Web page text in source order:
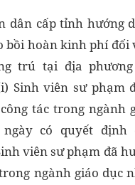
dân cấp tỉnh hướng
bồi hoàn kinh phí đối
trú tại địa
Sinh viên sư phạm
tác trong ngành
có quyết định
viên sư phạm đã
ngành giáo dục